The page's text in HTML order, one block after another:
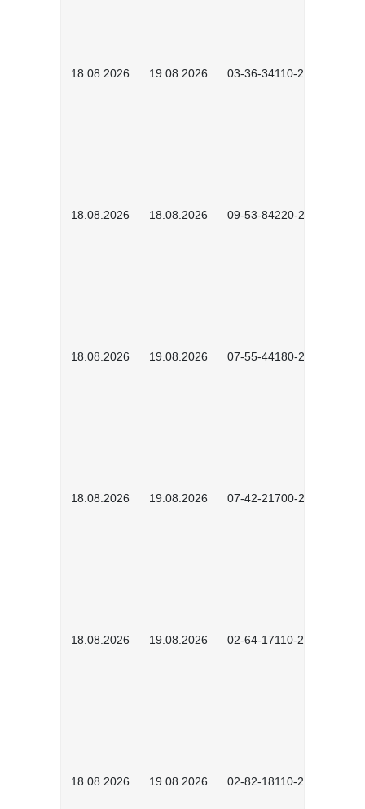
18.08.2026 19.08.2026 03-36-34110-2601
18.08.2026 18.08.2026 09-53-84220-2602
18.08.2026 19.08.2026 07-55-44180-2601
18.08.2026 19.08.2026 07-42-21700-2601
18.08.2026 19.08.2026 02-64-17110-2504
18.08.2026 19.08.2026 02-82-18110-2503